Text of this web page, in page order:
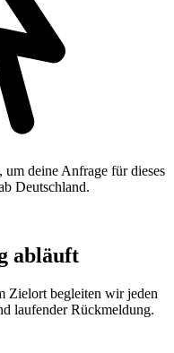
deine Anfrage für dieses
Deutschland.
abläuft
Zielort begleiten wir jeden
laufender Rückmeldung.